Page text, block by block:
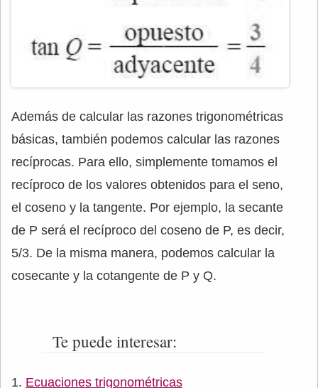
Además de calcular las razones trigonométricas
básicas, también podemos calcular las razones
recíprocas. Para ello, simplemente tomamos el
recíproco de los valores obtenidos para el seno,
el coseno y la tangente. Por ejemplo, la secante
de P será el recíproco del coseno de P, es decir,
5/3. De la misma manera, podemos calcular la
cosecante y la cotangente de P y Q.
Te puede interesar:
Ecuaciones trigonométricas